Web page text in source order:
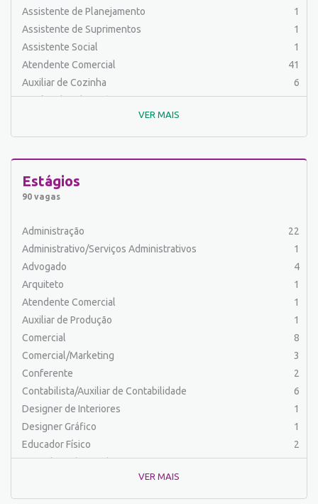
Assistente de Planejamento
1
Assistente de Suprimentos
1
Assistente Social
1
Atendente Comercial
41
Auxiliar de Cozinha
6
Auxiliar de Laboratório
2
Auxiliar de Manutenção Predial
Auxiliar de Mecânica
1
Auxiliar de Serviços
Barman
Cabeleireiro
Caixa Bancário/Operador de Caixa
Carpinteiro
Carregador/Ajudante Carga e Descarga
Comercial
Comercial/Marketing
Comprador
Contabilista/Auxiliar de Contabilidade
Costureira/Costureiro Industrial
Cozinha/ Pizzaiolo
Cozinheiro
Cuidador de Crianças e Idosos
Desenvolvedor de Sistema
1
VER MAIS
Estágios
90 vagas
Administração
22
Administrativo/Serviços Administrativos
1
Advogado
4
Arquiteto
1
Atendente Comercial
1
Auxiliar de Produção
1
Comercial
8
Comercial/Marketing
3
Conferente
2
Contabilista/Auxiliar de Contabilidade
6
Designer de Interiores
1
Designer Gráfico
1
Educador Físico
2
Engenharia (Outras)
1
Engenharia de Produção
2
VER MAIS